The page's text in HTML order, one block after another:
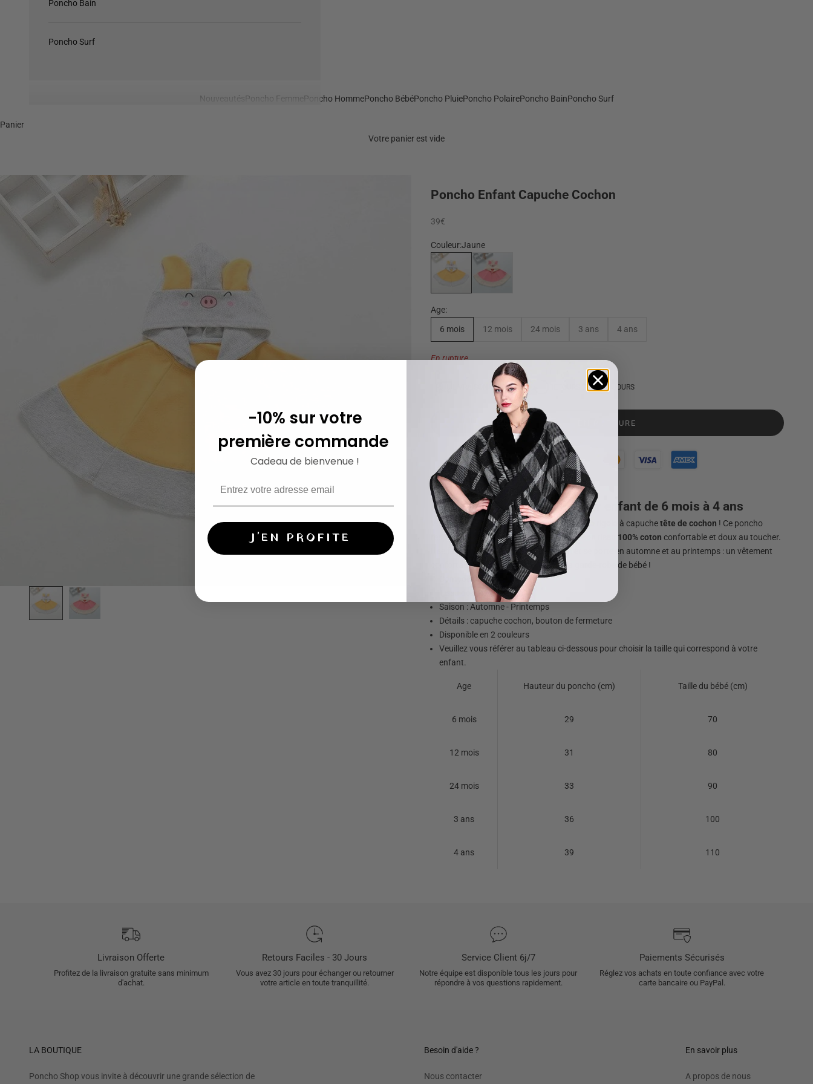
NouveautésPoncho FemmePoncho HommePoncho BébéPoncho PluiePoncho PolairePoncho BainPoncho Surf
Poncho Bain
Poncho Surf
Panier
Votre panier est vide
Poncho Enfant Capuche Cochon
Prix de vente
39€
Couleur:Jaune
Jaune
Rose
Age:
6 mois 12 mois 24 mois 3 ans 4 ans
En rupture
LIVRAISON GRATUITE RETOURS SOUS 60 JOURS
EN RUPTURE
Poncho capuche cochon pour enfant de 6 mois à 4 ans
Votre enfant sera à croquer dans ce poncho rigolo à capuchetête de cochon ! Ce poncho
respecte la peau de votre enfant grâce à son tissu 100% coton confortable et doux au toucher.
Il se ferme à l'avant grâce à un bouton et se porte en automne et au printemps : un vêtement
confortable et pratique à avoir dans la garde-robe de bébé !
Composition :100% coton
Tissu doux et confortable
Saison : Automne - Printemps
Détails : capuche cochon, bouton de fermeture
Disponible en 2 couleurs
Veuillez vous référer au tableau ci-dessous pour choisir la taille qui correspond à votre
enfant.
Age Hauteur du poncho (cm) Taille du bébé (cm)
6 mois 29 70
12 mois 31 80
24 mois 33 90
3 ans 36 100
4 ans 39 110
Livraison Offerte
Profitez de la livraison gratuite sans minimum
d'achat.
Retours Faciles - 30 Jours
Vous avez 30 jours pour échanger ou retourner
votre article en toute tranquillité.
Service Client 6j/7
Notre équipe est disponible tous les jours pour
répondre à vos questions rapidement.
Paiements Sécurisés
Réglez vos achats en toute confiance avec votre
carte bancaire ou PayPal.
LA BOUTIQUE
Poncho Shop vous invite à découvrir une grande sélection de
Besoin d'aide ?
Nous contacter
En savoir plus
A propos de nous
-10% sur votre
première commande
Cadeau de bienvenue !
J'EN PROFITE